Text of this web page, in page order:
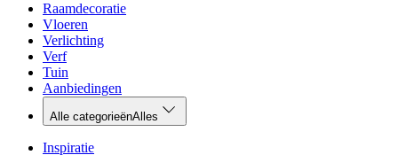
Raamdecoratie
Vloeren
Verlichting
Verf
Tuin
Aanbiedingen
Alle categorieënAlles
Inspiratie